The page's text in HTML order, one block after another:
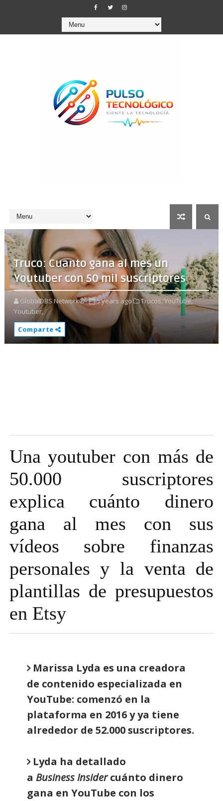
Truco: Cuanto gana al mes un
Youtuber con 50 mil suscriptores
GlobalDBS Network® 5 years ago Trucos, YouTube,
Youtuber,
Comparte
Una youtuber con más de
50.000 suscriptores
explica cuánto dinero
gana al mes con sus
vídeos sobre finanzas
personales y la venta de
plantillas de presupuestos
en Etsy
Marissa Lyda es una creadora
de contenido especializada en
YouTube: comenzó en la
plataforma en 2016 y ya tiene
alrededor de 52.000 suscriptores.
Lyda ha detallado
a BusinessInsidercuánto dinero
gana en YouTube con los